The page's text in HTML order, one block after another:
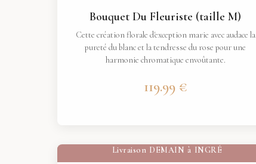
Bouquet Du Fleuriste (taille M)
Cette création florale d'exception marie avec audace la
pureté du blanc et la tendresse du rose pour une
harmonie chromatique envoûtante.
119.99 €
Livraison DEMAIN à INGRÉ